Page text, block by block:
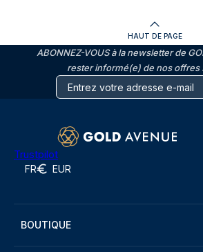
HAUT DE PAGE
ABONNEZ-VOUS à la newsletter de
rester informé(e) de nos offres
Trustpilot
FR EUR
BOUTIQUE